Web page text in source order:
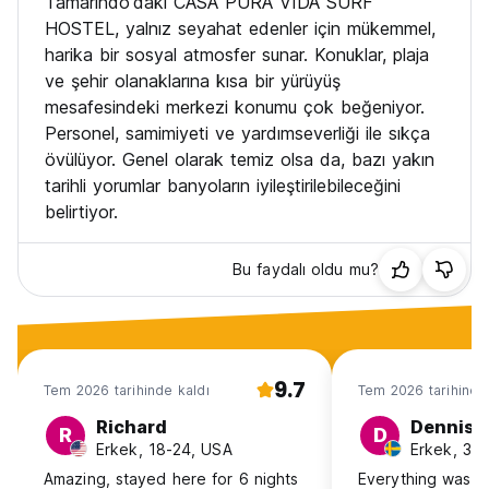
Soğuk ve rahat atmosferi teşvik ettiğimiz gibi, aynı zamanda
çok soğukkanlı, misafirperver, pozitif ve gerçekten
mutluyuz. Biz sadece işimizi, yaptığımız işi ve pansiyonu
seviyoruz. Bu tavrımızı, açıklığımızı, yardım etme isteğimizi ve
kendinizi evinizde hissedebilmeniz için ekstra çaba
harcamamızı gösterir. Tamarindo ve keşfedilecek gizli
noktaları hakkında ama genel olarak Kosta Rika hakkında
çok bilgili olduğumuzdan bahsetmiyorum bile.
*** Değer ***
Kısıtlı bir bütçeyle seyahat ettiğinizi biliyoruz ve odalarımızı
buna göre fiyatlandırıyoruz. Kaliteyi, konforu, temizliği ve en
iyi lokasyonu sunuyoruz. Tamarindo'da bu kadar çok olanak,
kalite, temizlik ve mükemmel konuma sahip, paranızın
karşılığını veren daha iyi bir yer bulamayacağınızı garanti
edebiliriz. Pura Vida MINI hostel Tamarindo'da çeşitli
seçeneklerimiz var: Vantilatörlü yatakhaneler, klimalı
yatakhaneler, kadın yatakhaneleri, ortak banyolu veya özel
banyolu özel oda ve aile süiti.
HOSTEL, yalnız seyahat edenler için mükemmel,
harika bir sosyal atmosfer sunar. Konuklar, plaja
ve şehir olanaklarına kısa bir yürüyüş
mesafesindeki merkezi konumu çok beğeniyor.
Personel, samimiyeti ve yardımseverliği ile sıkça
övülüyor. Genel olarak temiz olsa da, bazı yakın
tarihli yorumlar banyoların iyileştirilebileceğini
belirtiyor.
Bu faydalı oldu mu?
Tem 2026 tarihinde kaldı 9.7
R Richard
Erkek, 18-24, USA
Amazing, stayed here for 6 nights
Tem 2026 tarihinde
D Dennis
Erkek,
Everything was